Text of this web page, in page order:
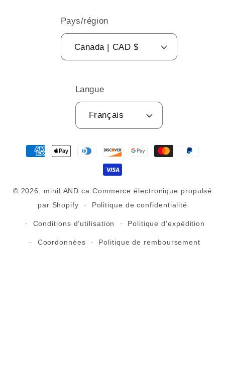
Pays/région
Canada | CAD $
Langue
Français
Moyens
© 2026, miniLAND.ca Commerce électronique propulsé
par Shopify
Politique de confidentialité
Conditions d’utilisation Politique d’expédition
Coordonnées Politique de remboursement